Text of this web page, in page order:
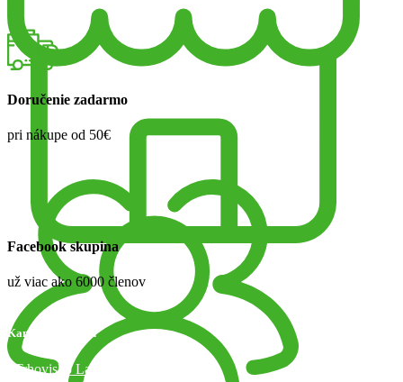
Doručenie zadarmo
pri nákupe od 50€
Facebook skupina
už viac ako 6000 členov
Kamenný obchod
Trhovisko Latorická 1, Bratislava